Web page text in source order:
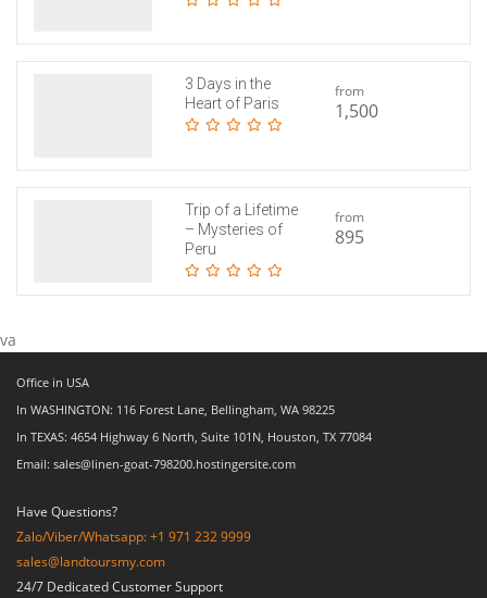
3 Days in the
Heart of Paris
from
1,500
Trip of a Lifetime
– Mysteries of
Peru
from
895
va
Office in USA
In WASHINGTON: 116 Forest Lane, Bellingham, WA 98225
In TEXAS: 4654 Highway 6 North, Suite 101N, Houston, TX 77084
Email: sales@linen-goat-798200.hostingersite.com
Have Questions?
Zalo/Viber/Whatsapp: +1 971 232 9999
sales@landtoursmy.com
24/7 Dedicated Customer Support